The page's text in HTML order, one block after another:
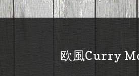
欧風Curry